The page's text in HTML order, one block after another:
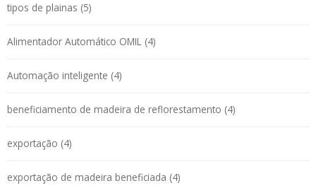
tipos de plainas (5)
Alimentador Automático OMIL (4)
Automação inteligente (4)
beneficiamento de madeira de reflorestamento (4)
exportação (4)
exportação de madeira beneficiada (4)